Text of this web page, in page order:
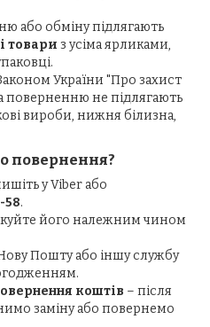
або обміну підлягають
товари з усіма ярликами,
Законом України "Про захист
поверненню не підлягають
вироби, нижня білизна,
повернення?
у Viber або
58.
його належним чином
Пошту або іншу службу
коштів – після
заміну або повернемо